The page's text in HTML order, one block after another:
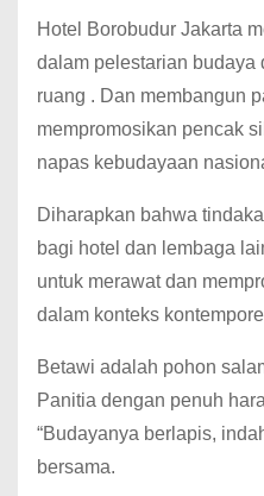
Hotel Borobudur Jakarta
dalam pelestarian budaya
ruang . Dan membangun
mempromosikan pencak
napas kebudayaan
Diharapkan bahwa
bagi hotel dan lembaga
untuk merawat dan
dalam konteks
Betawi adalah pohon
Panitia dengan penuh
“Budayanya berlapis,
bersama.